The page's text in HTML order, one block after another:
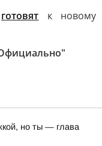
готовят к новому
но ты — глава